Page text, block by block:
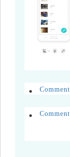
Comment
Comment